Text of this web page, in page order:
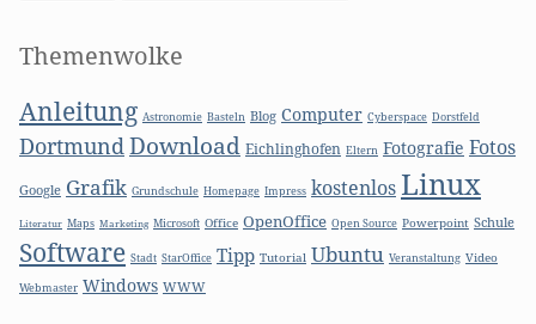
Seitenleiste
Themenwolke
Anleitung Astronomie Basteln Blog Computer Cyberspace Dorstfeld
DortmundDownload Eichlinghofen Eltern Fotografie Fotos
Google Grafik Grundschule Homepage Impress kostenlos Linux
Literatur Maps Marketing Microsoft Office OpenOffice Open Source Powerpoint Schule
Software Stadt StarOffice Tipp Tutorial Ubuntu Veranstaltung Video
Webmaster Windows WWW